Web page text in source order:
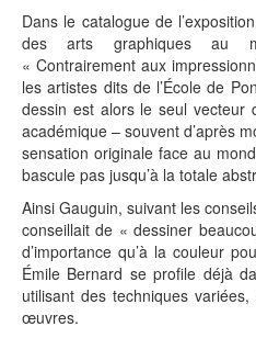
Dans le catalogue de
des arts graphiques au
« Contrairement aux
les artistes dits de l’École de
dessin est alors le seul vecteur
académique – souvent d’après
sensation originale face au
bascule pas jusqu’à la totale
Ainsi Gauguin, suivant les
conseillait de « dessiner
d’importance qu’à la couleur
Émile Bernard se profile déjà
utilisant des techniques
œuvres.